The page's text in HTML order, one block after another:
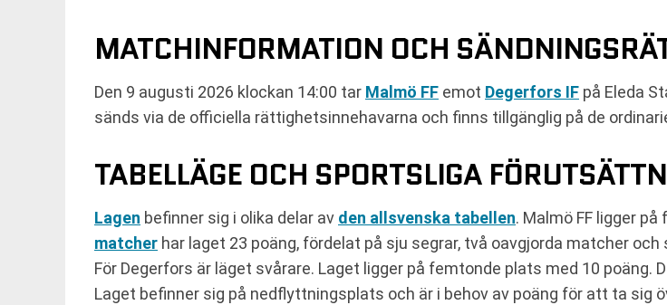
MATCHINFORMATION OCH
Den 9 augusti 2026 klockan 14:00 tar Malmö FF emot Degerfors IF på Eleda
sänds via de officiella rättighetsinnehavarna och finns tillgänglig på de
TABELLÄGE OCH SPORTSLIGA
Lagen befinner sig i olika delar av den allsvenska tabellen. Malmö FF ligger
matcher har laget 23 poäng, fördelat på sju segrar, två oavgjorda matcher och
För Degerfors är läget svårare. Laget ligger på femtonde plats med 10 poäng.
Laget befinner sig på nedflyttningsplats och är i behov av poäng för att ta sig